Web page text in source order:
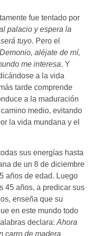
fue tentado por
palacio y espera la
tuyo. Pero el
Demonio, aléjate de mí,
me interesa. Y
a la vida
tarde comprende
a la maduración
medio, evitando
la vida mundana y el
sus energías hasta
de un 8 de diciembre
años de edad. Luego
45 años, a predicar sus
enseña que su
en este mundo todo
declara: Ahora
carro de madera